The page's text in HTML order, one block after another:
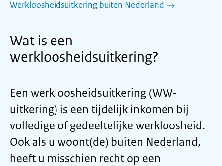
Werkloosheidsuitkering buiten Nederland
Wat is een
werkloosheidsuitkering?
Een werkloosheidsuitkering (WW-
uitkering) is een tijdelijk inkomen bij
volledige of gedeeltelijke werkloosheid.
Ook als u woont(de) buiten Nederland,
heeft u misschien recht op een